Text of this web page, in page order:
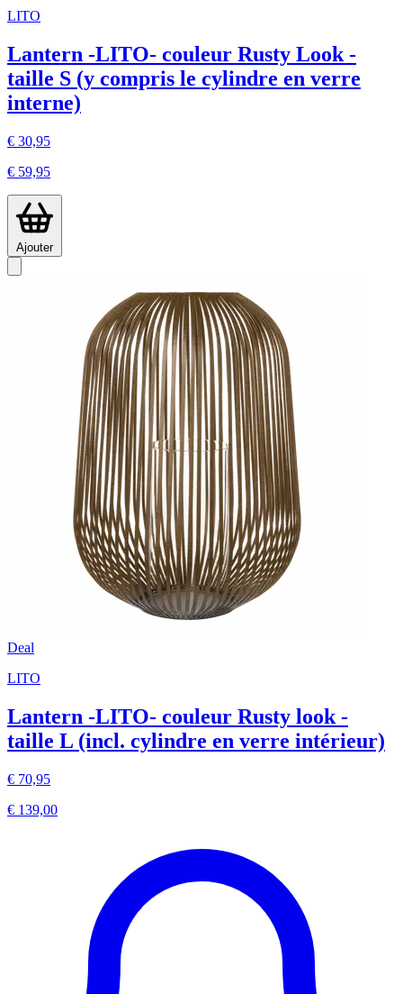
LITO
Lantern -LITO- couleur Rusty Look -
taille S (y compris le cylindre en verre
interne)
€ 30,95
€ 59,95
Ajouter
Deal
LITO
Lantern -LITO- couleur Rusty look -
taille L (incl. cylindre en verre intérieur)
€ 70,95
€ 139,00